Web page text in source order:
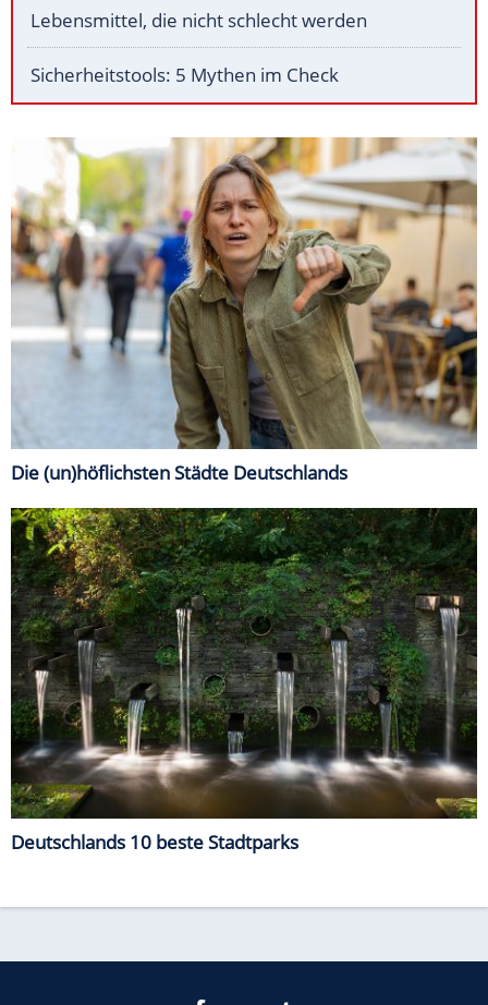
Lebensmittel, die nicht schlecht werden
Sicherheitstools: 5 Mythen im Check
Die (un)höflichsten Städte Deutschlands
Deutschlands 10 beste Stadtparks